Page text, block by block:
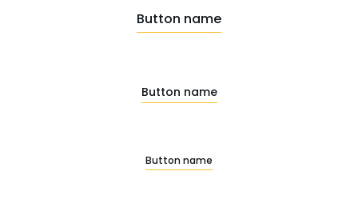
Button name
Button name
Button name